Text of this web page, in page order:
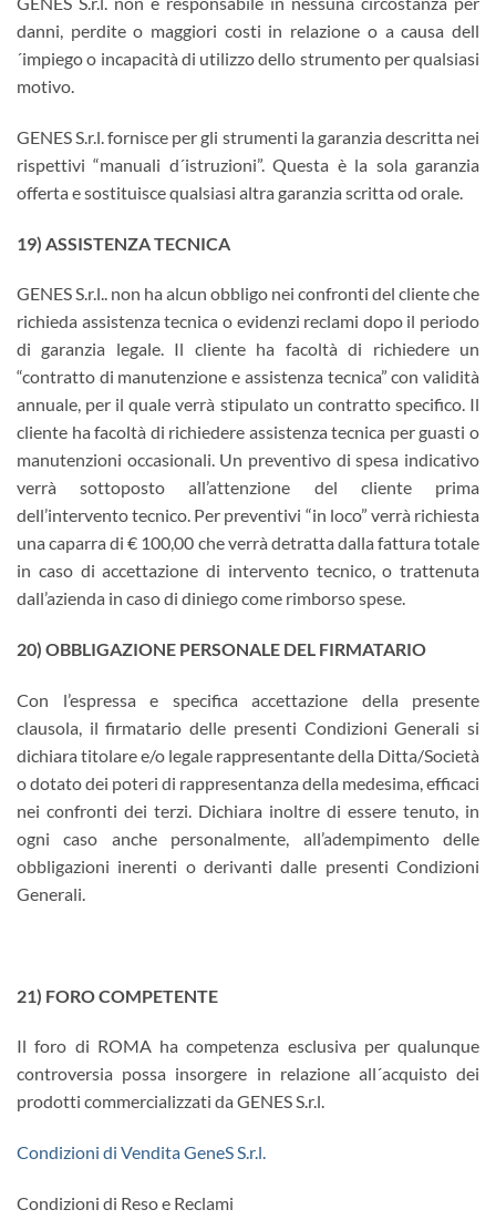
danni, perdite o maggiori costi in relazione o a causa dell
´impiego o incapacità di utilizzo dello strumento per qualsiasi
motivo.
GENES S.r.l. fornisce per gli strumenti la garanzia descritta nei
rispettivi “manuali d´istruzioni”. Questa è la sola garanzia
offerta e sostituisce qualsiasi altra garanzia scritta od orale.
19) ASSISTENZA TECNICA
GENES S.r.l.. non ha alcun obbligo nei confronti del cliente che
richieda assistenza tecnica o evidenzi reclami dopo il periodo
di garanzia legale. Il cliente ha facoltà di richiedere un
“contratto di manutenzione e assistenza tecnica” con validità
annuale, per il quale verrà stipulato un contratto specifico. Il
cliente ha facoltà di richiedere assistenza tecnica per guasti o
manutenzioni occasionali. Un preventivo di spesa indicativo
verrà sottoposto all’attenzione del cliente prima
dell’intervento tecnico. Per preventivi “in loco” verrà richiesta
una caparra di € 100,00 che verrà detratta dalla fattura totale
in caso di accettazione di intervento tecnico, o trattenuta
dall’azienda in caso di diniego come rimborso spese.
20) OBBLIGAZIONE PERSONALE DEL FIRMATARIO
Con l’espressa e specifica accettazione della presente
clausola, il firmatario delle presenti Condizioni Generali si
dichiara titolare e/o legale rappresentante della Ditta/Società
o dotato dei poteri di rappresentanza della medesima, efficaci
nei confronti dei terzi. Dichiara inoltre di essere tenuto, in
ogni caso anche personalmente, all’adempimento delle
obbligazioni inerenti o derivanti dalle presenti Condizioni
Generali.
21) FORO COMPETENTE
Il foro di ROMA ha competenza esclusiva per qualunque
controversia possa insorgere in relazione all´acquisto dei
prodotti commercializzati da GENES S.r.l.
Condizioni di Vendita GeneS S.r.l.
Condizioni di Reso e Reclami